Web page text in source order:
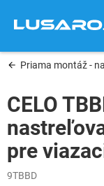
obsah
Priama montáž -
CELO
pre
9TBBD